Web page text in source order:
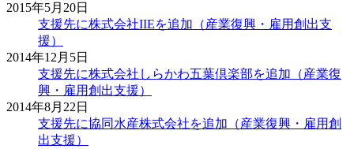
2015年5月20日
支援先に株式会社IIEを追加（産業復興・雇用創出支
援）
2014年12月5日
支援先に株式会社しらかわ五葉倶楽部を追加（産業復
興・雇用創出支援）
2014年8月22日
支援先に協同水産株式会社を追加（産業復興・雇用創
出支援）